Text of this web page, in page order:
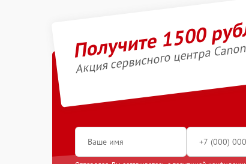
Получите 1500
Акция сервисного центра Canon